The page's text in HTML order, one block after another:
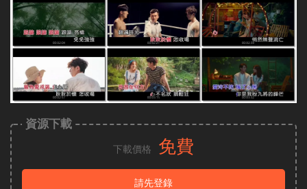
資源下載
下載價格 免費
請先登錄